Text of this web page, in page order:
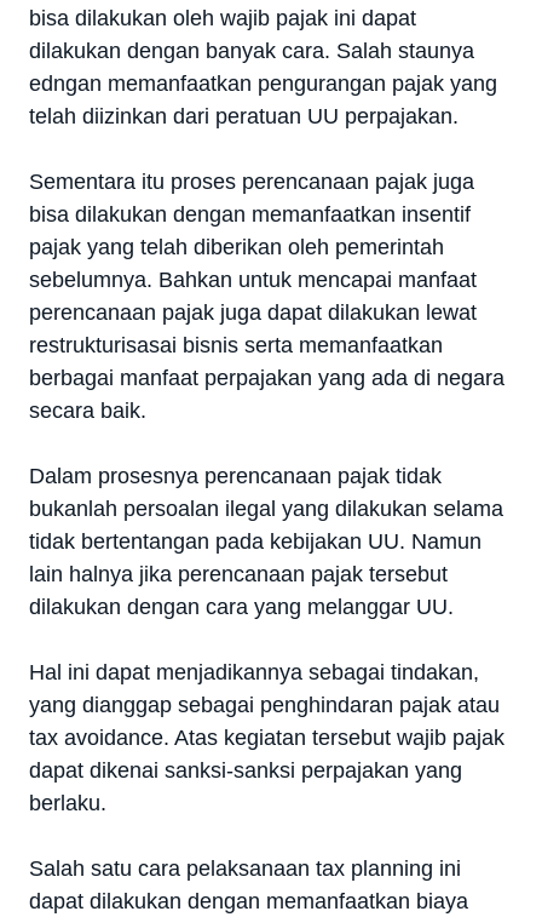
bisa dilakukan oleh wajib pajak ini dapat
dilakukan dengan banyak cara. Salah staunya
edngan memanfaatkan pengurangan pajak yang
telah diizinkan dari peratuan UU perpajakan.
Sementara itu proses perencanaan pajak juga
bisa dilakukan dengan memanfaatkan insentif
pajak yang telah diberikan oleh pemerintah
sebelumnya. Bahkan untuk mencapai manfaat
perencanaan pajak juga dapat dilakukan lewat
restrukturisasai bisnis serta memanfaatkan
berbagai manfaat perpajakan yang ada di negara
secara baik.
Dalam prosesnya perencanaan pajak tidak
bukanlah persoalan ilegal yang dilakukan selama
tidak bertentangan pada kebijakan UU. Namun
lain halnya jika perencanaan pajak tersebut
dilakukan dengan cara yang melanggar UU.
Hal ini dapat menjadikannya sebagai tindakan,
yang dianggap sebagai penghindaran pajak atau
tax avoidance. Atas kegiatan tersebut wajib pajak
dapat dikenai sanksi-sanksi perpajakan yang
berlaku.
Salah satu cara pelaksanaan tax planning ini
dapat dilakukan dengan memanfaatkan biaya